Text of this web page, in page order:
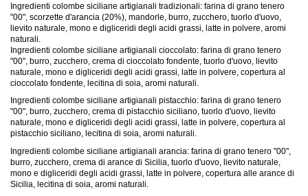
Ingredienti colombe siciliane artigianali tradizionali: farina di grano tenero
"00", scorzette d'arancia (20%), mandorle, burro, zucchero, tuorlo d'uovo,
lievito naturale, mono e digliceridi degli acidi grassi, latte in polvere, aromi
naturali.
Ingredienti colombe siciliane artigianali cioccolato: farina di grano tenero
"00", burro, zucchero, crema di cioccolato fondente, tuorlo d'uovo, lievito
naturale, mono e digliceridi degli acidi grassi, latte in polvere, copertura al
cioccolato fondente, lecitina di soia, aromi naturali.
Ingredienti colombe siciliane artigianali pistacchio: farina di grano tenero
"00", burro, zucchero, crema di pistacchio siciliano, tuorlo d'uovo, lievito
naturale, mono e digliceridi degli acidi grassi, latte in polvere, copertura al
pistacchio siciliano, lecitina di soia, aromi naturali.
Ingredienti colombe siciliane artigianali arancia: farina di grano tenero "00",
burro, zucchero, crema di arance di Sicilia, tuorlo d'uovo, lievito naturale,
mono e digliceridi degli acidi grassi, latte in polvere, copertura alle arance di
Sicilia, lecitina di soia, aromi naturali.